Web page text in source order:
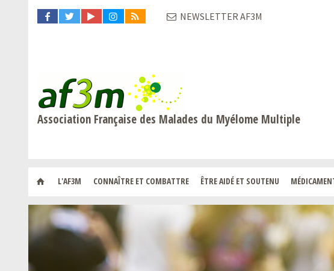
NEWSLETTER AF3M
Association Française des Malades du Myélome Multiple
L'AF3M CONNAÎTRE ET COMBATTRE ÊTRE AIDÉ ET SOUTENU